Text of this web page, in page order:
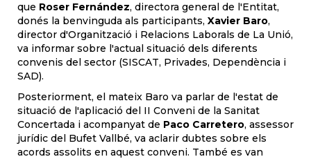
que Roser Fernández, directora general de l'Entitat,
donés la benvinguda als participants, Xavier Baro,
director d'Organització i Relacions Laborals de La Unió,
va informar sobre l'actual situació dels diferents
convenis del sector (SISCAT, Privades, Dependència i
SAD).
Posteriorment, el mateix Baro va parlar de l'estat de
situació de l'aplicació del II Conveni de la Sanitat
Concertada i acompanyat de Paco Carretero, assessor
jurídic del Bufet Vallbé, va aclarir dubtes sobre els
acords assolits en aquest conveni. També es van